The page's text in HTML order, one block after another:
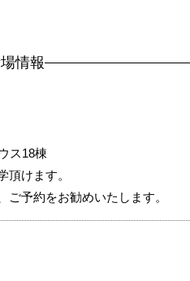
情報
ス18棟
けます。
予約をお勧めいたします。